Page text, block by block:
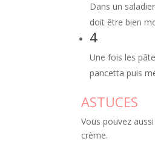
Dans un
doit être bien
4
Une fois les
pancetta puis
ASTUCES
Vous pouvez
crème.